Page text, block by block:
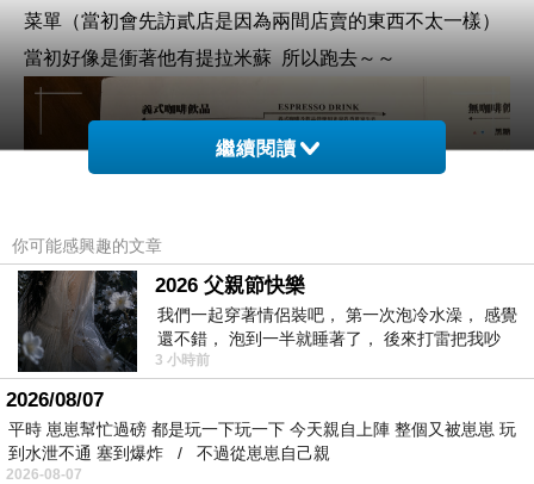
菜單（當初會先訪貳店是因為兩間店賣的東西不太一樣）
當初好像是衝著他有提拉米蘇 所以跑去～～
繼續閱讀
你可能感興趣的文章
2026 父親節快樂
我們一起穿著情侶裝吧， 第一次泡冷水澡， 感覺
還不錯， 泡到一半就睡著了， 後來打雷把我吵
醒， 手
3 小時前
2026/08/07
平時 崽崽幫忙過磅 都是玩一下玩一下 今天親自上陣 整個又被崽崽 玩
到水泄不通 塞到爆炸 / 不過從崽崽自己親
2026-08-07